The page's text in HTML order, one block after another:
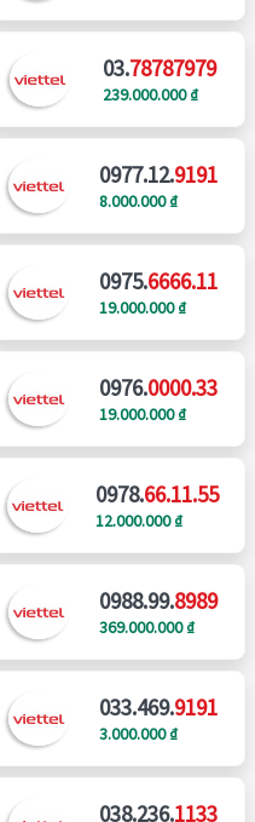
03.78787979
239.000.000 ₫
0977.12.9191
8.000.000 ₫
0975.6666.11
19.000.000 ₫
0976.0000.33
19.000.000 ₫
0978.66.11.55
12.000.000 ₫
0988.99.8989
369.000.000 ₫
033.469.9191
3.000.000 ₫
038.236.1133